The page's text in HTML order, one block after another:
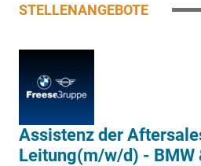
STELLENANGEBOTE
Assistenz der
Leitung(m/w/d) - BMW